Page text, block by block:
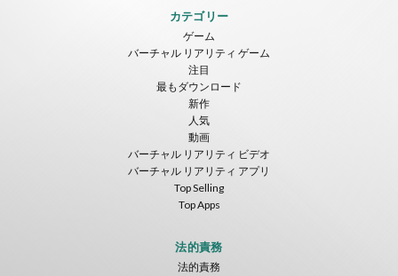
Caminandes
ToroGames
無料
ToroGames
カテゴリー
ゲーム
バーチャル リアリティ ゲーム
注目
最もダウンロード
新作
人気
動画
バーチャル リアリティ ビデオ
バーチャル リアリティ アプリ
Top Selling
Top Apps
法的責務
法的責務